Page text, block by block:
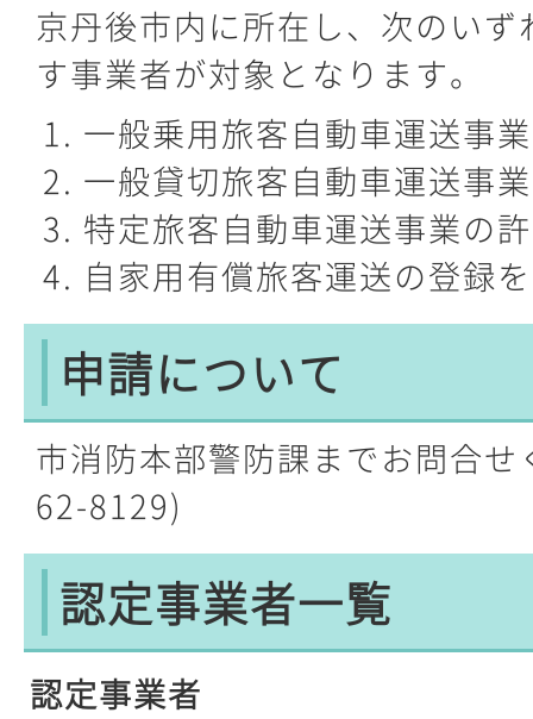
京丹後市内に所在し、次のい
す事業者が対象となります。
一般乗用旅客自動車運送事
一般貸切旅客自動車運送事
特定旅客自動車運送事業の
自家用有償旅客運送の登録
申請について
市消防本部警防課までお問合
62-8129)
認定事業者一覧
認定事業者